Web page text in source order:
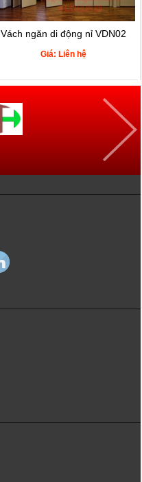
Vách ngăn di động nỉ VDN02
Giá: Liên hệ